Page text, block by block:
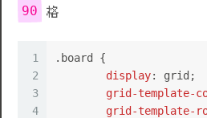
90 格
1
2
3
4
.board
{
display: grid;
grid-template-
grid-template-